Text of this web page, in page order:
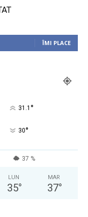
ÎMI PLACE
31.1 °
30°
37 %
LUN
35°
MAR
37°